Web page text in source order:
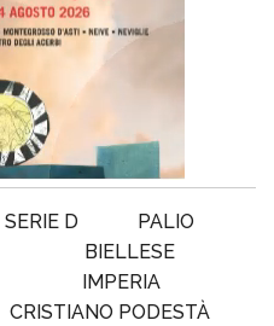
SERIE D
PALIO
BIELLESE
IMPERIA
CRISTIANO PODESTÀ